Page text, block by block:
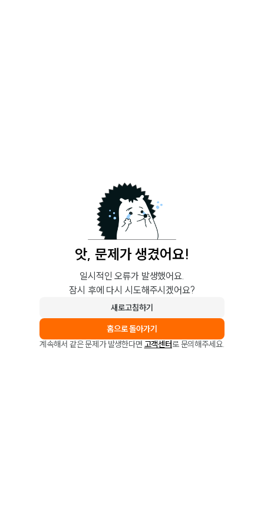
앗, 문제가 생겼어요!
일시적인 오류가 발생했어요.
잠시 후에 다시 시도해주시겠어요?
새로고침하기
홈으로 돌아가기
계속해서 같은 문제가 발생한다면 고객센터로 문의해주세요.